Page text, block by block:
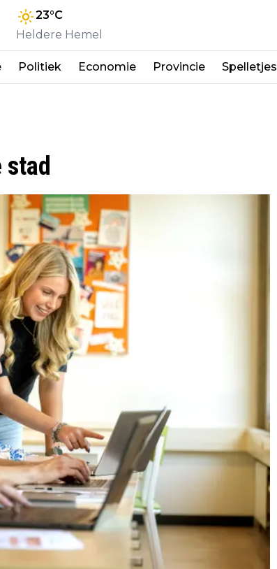
23°C
Heldere Hemel
Politiek Economie Provincie Spelletjes